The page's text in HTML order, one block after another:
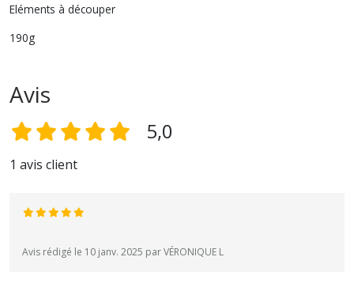
Eléments à découper
190g
Avis
5,0
1 avis client
Avis rédigé le 10 janv. 2025 par VÉRONIQUE L